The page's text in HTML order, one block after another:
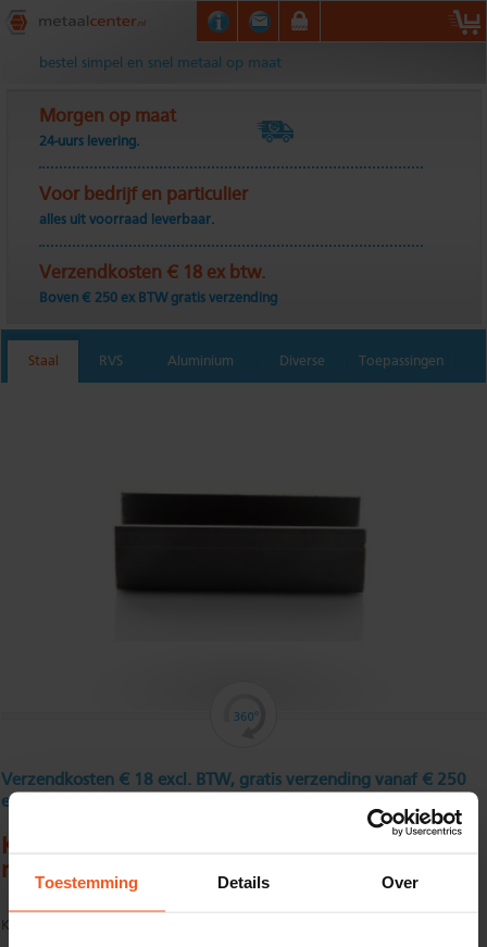
Toestemming Details Over
Metaalcenter.nl
bestel simpel en snel metaal op maat
Morgen op maat
24-uurs levering.
Voor bedrijf en particulier
alles uit voorraad leverbaar.
Verzendkosten € 18 ex btw.
Boven € 250 ex BTW gratis verzending
Staal RVS Aluminium Diverse Toepassingen
Verzendkosten € 18 excl. BTW, gratis verzending vanaf € 250
excl. BTW
Koudgewalst U - profiel 60 x 120 x 60 x 5
mm
Kwaliteit: